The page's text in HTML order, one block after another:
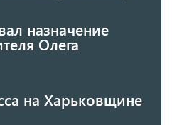
назначение
Олега
на Харьковщине